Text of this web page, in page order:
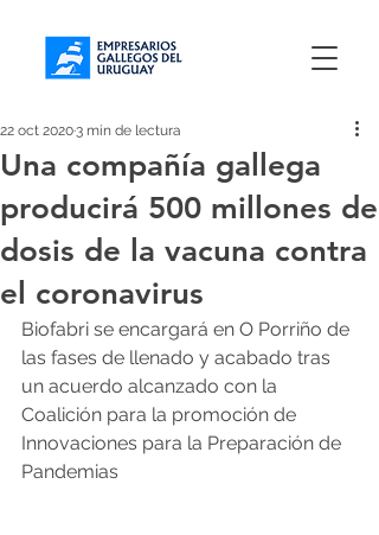
Una compañía gallega
producirá 500 millones de
dosis de la vacuna contra
el coronavirus
22 oct 20203 min de lectura
Biofabri se encargará en O Porriño de
las fases de llenado y acabado tras
un acuerdo alcanzado con la
Coalición para la promoción de
Innovaciones para la Preparación de
Pandemias